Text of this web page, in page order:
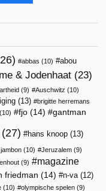
abbas (10)
abou
& Jodenhaat (23)
(9) Auschwitz (10)
(13)
brigitte herremans
(10) fjo (14) gantman
(27) hans knoop (13)
(10) Jeruzalem (9)
(9)
magazine
friedman (14) n-va (12)
(10) olympische spelen (9)